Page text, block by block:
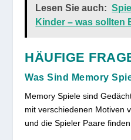
Lesen Sie auch:
Kinder – was sollten
HÄUFIGE
Was Sind Memory
Memory Spiele sind
mit verschiedenen Motiven
und die Spieler Paare